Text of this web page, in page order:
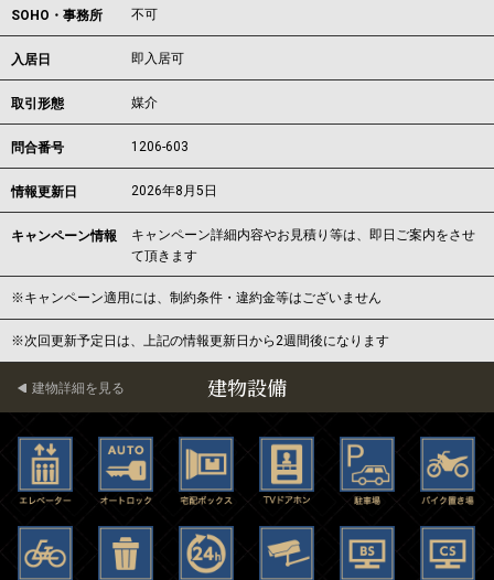
SOHO・事務所 不可
入居日 即入居可
取引形態 媒介
問合番号 1206-603
情報更新日 2026年8月5日
キャンペーン情報
キャンペーン詳細内容やお見積り等は、即日ご案内をさせ
て頂きます
※キャンペーン適用には、制約条件・違約金等はございません
※次回更新予定日は、上記の情報更新日から2週間後になります
建物設備
建物詳細を見る